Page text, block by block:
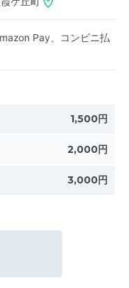
Pay、コンビニ払
1,500円
2,000円
3,000円